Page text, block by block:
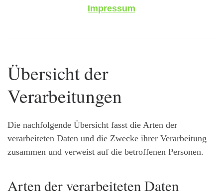
Impressum
Übersicht der
Verarbeitungen
Die nachfolgende Übersicht fasst die Arten der
verarbeiteten Daten und die Zwecke ihrer Verarbeitung
zusammen und verweist auf die betroffenen Personen.
Arten der verarbeiteten Daten